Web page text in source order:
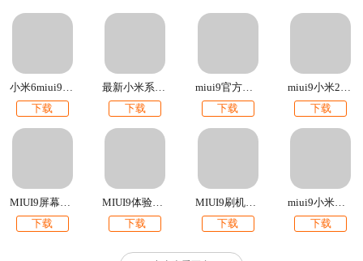
米Note5A、红米5A、红米Note4X高通版、小米Note顶配版、小
载、米6miui9稳定版官方刷机包下载等。
下载
下载
miui9官方刷机包下载2017最新版
下载
下载
下载
下载
MIUI9刷机包下载【附最新卡刷包+线刷包】
下载
下载